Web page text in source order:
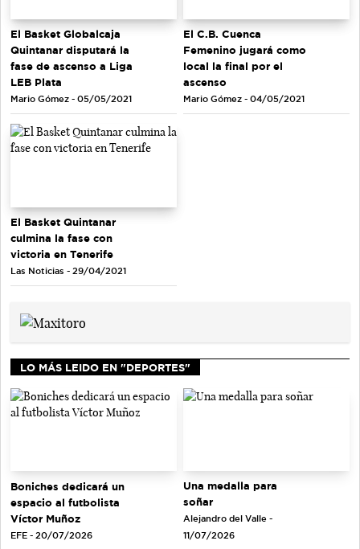
El Basket Globalcaja
Quintanar disputará la
fase de ascenso a Liga
LEB Plata
Mario Gómez - 05/05/2021
El C.B. Cuenca
Femenino jugará como
local la final por el
ascenso
Mario Gómez - 04/05/2021
El Basket Quintanar
culmina la fase con
victoria en Tenerife
Las Noticias - 29/04/2021
LO MÁS LEIDO EN "DEPORTES"
Boniches dedicará un
espacio al futbolista
Víctor Muñoz
EFE - 20/07/2026
Una medalla para
soñar
Alejandro del Valle -
11/07/2026